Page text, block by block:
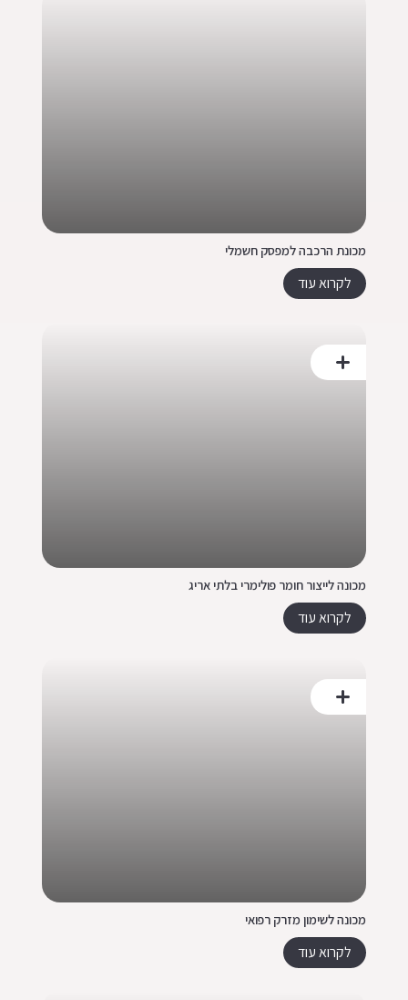
מכונת הרכבה למפסק חשמלי
לקרוא עוד
מכונה לייצור חומר פולימרי בלתי אריג
לקרוא עוד
מכונה לשימון מזרק רפואי
לקרוא עוד